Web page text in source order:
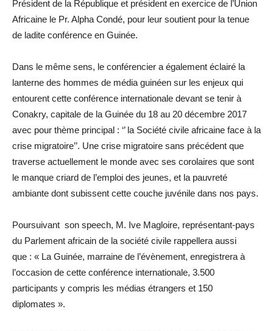
Président de la République et président en exercice de l’Union
Africaine le Pr. Alpha Condé, pour leur soutient pour la tenue
de ladite conférence en Guinée.
Dans le même sens, le conférencier a également éclairé la
lanterne des hommes de média guinéen sur les enjeux qui
entourent cette conférence internationale devant se tenir à
Conakry, capitale de la Guinée du 18 au 20 décembre 2017
avec pour thème principal : ‘’ la Société civile africaine face à la
crise migratoire’’. Une crise migratoire sans précédent que
traverse actuellement le monde avec ses corolaires que sont
le manque criard de l’emploi des jeunes, et la pauvreté
ambiante dont subissent cette couche juvénile dans nos pays.
Poursuivant son speech, M. Ive Magloire, représentant-pays
du Parlement africain de la société civile rappellera aussi
que : « La Guinée, marraine de l’évènement, enregistrera à
l’occasion de cette conférence internationale, 3.500
participants y compris les médias étrangers et 150
diplomates ».